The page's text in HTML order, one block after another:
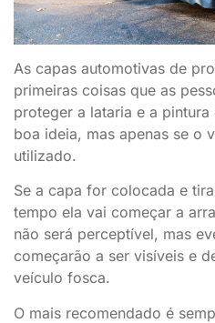
As capas automotivas de
primeiras coisas que as
proteger a lataria e a
boa ideia, mas apenas se o
utilizado.
Se a capa for colocada e
tempo ela vai começar a
não será perceptível, mas
começarão a ser visíveis e
veículo fosca.
O mais recomendado é